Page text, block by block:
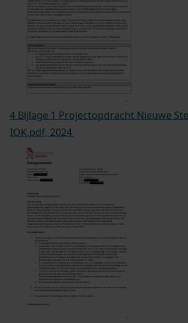
4 Bijlage 1 Projectopdracht Nieuwe
IOK.pdf, 2024